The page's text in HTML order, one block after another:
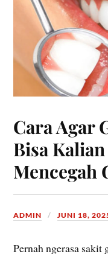
Cara Agar
Bisa
Mencegah
ADMIN JUNI 18,
Pernah ngerasa sakit